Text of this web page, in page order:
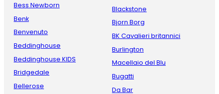
Bess Newborn
Benk
Benvenuto
Beddinghouse
Beddinghouse KIDS
Bridgedale
Bellerose
Blackstone
Bjorn Borg
BK Cavalieri britannici
Burlington
Macellaio del Blu
Bugatti
Da Bar